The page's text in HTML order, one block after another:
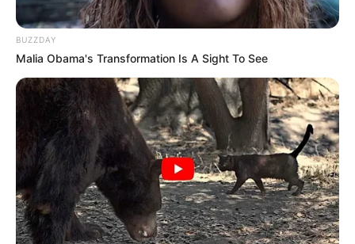
10 Pose Manekin Anti
Mainstream yang Konyol
Banget
BUZZDAY
Malia Obama's Transformation Is A Sight To See